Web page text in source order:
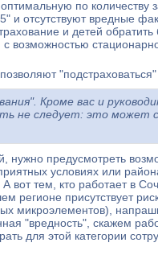
по количеству
и отсутствуют вредные
и детей
возможностью
Кроме вас и
не следует: это может
предусмотреть
условиях или
вот тем, кто работает в
присутствует
микроэлементов),
"вредность", скажем
для этой категории